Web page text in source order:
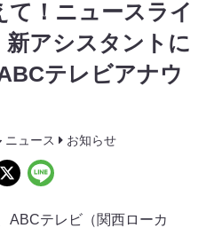
て！ニュースライ
アシスタントに
テレビアナウ
ニュース お知らせ
ABCテレビ（関西ローカ